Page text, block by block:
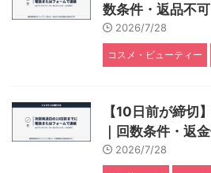
数条件・返品不
2026/7/28
コスメ・ビューティー
【10日前が締切
｜回数条件・返
2026/7/28